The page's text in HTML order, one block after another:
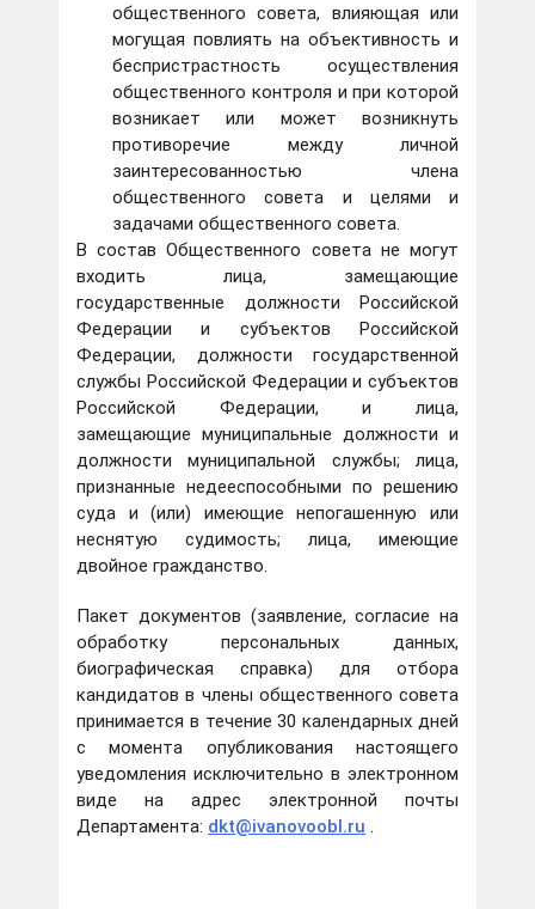
общественного совета, влияющая или
могущая повлиять на объективность и
беспристрастность осуществления
общественного контроля и при которой
возникает или может возникнуть
противоречие между личной
заинтересованностью члена
общественного совета и целями и
задачами общественного совета.
В состав Общественного совета не могут
входить лица, замещающие
государственные должности Российской
Федерации и субъектов Российской
Федерации, должности государственной
службы Российской Федерации и субъектов
Российской Федерации, и лица,
замещающие муниципальные должности и
должности муниципальной службы; лица,
признанные недееспособными по решению
суда и (или) имеющие непогашенную или
неснятую судимость; лица, имеющие
двойное гражданство.
Пакет документов (заявление, согласие на
обработку персональных данных,
биографическая справка) для отбора
кандидатов в члены общественного совета
принимается в течение 30 календарных дней
с момента опубликования настоящего
уведомления исключительно в электронном
виде на адрес электронной почты
Департамента: dkt@ivanovoobl.ru .